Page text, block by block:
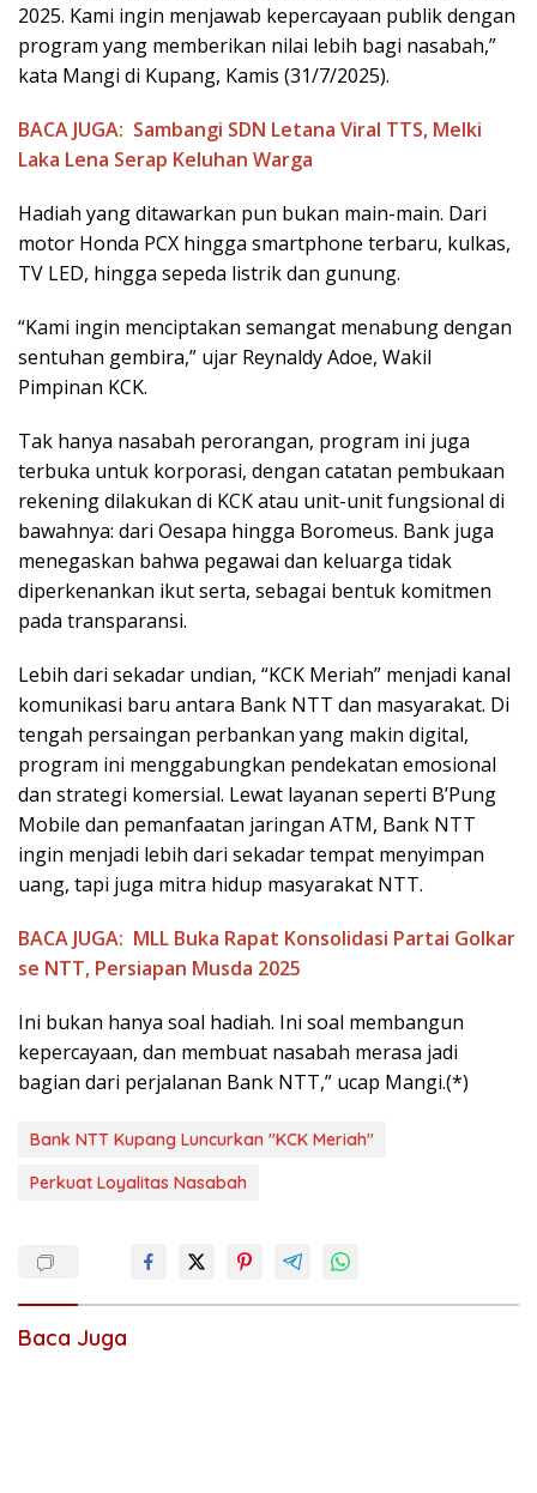
2025. Kami ingin menjawab kepercayaan publik dengan
program yang memberikan nilai lebih bagi nasabah,”
kata Mangi di Kupang, Kamis (31/7/2025).
BACA JUGA: Sambangi SDN Letana Viral TTS, Melki
Laka Lena Serap Keluhan Warga
Hadiah yang ditawarkan pun bukan main-main. Dari
motor Honda PCX hingga smartphone terbaru, kulkas,
TV LED, hingga sepeda listrik dan gunung.
“Kami ingin menciptakan semangat menabung dengan
sentuhan gembira,” ujar Reynaldy Adoe, Wakil
Pimpinan KCK.
Tak hanya nasabah perorangan, program ini juga
terbuka untuk korporasi, dengan catatan pembukaan
rekening dilakukan di KCK atau unit-unit fungsional di
bawahnya: dari Oesapa hingga Boromeus. Bank juga
menegaskan bahwa pegawai dan keluarga tidak
diperkenankan ikut serta, sebagai bentuk komitmen
pada transparansi.
Lebih dari sekadar undian, “KCK Meriah” menjadi kanal
komunikasi baru antara Bank NTT dan masyarakat. Di
tengah persaingan perbankan yang makin digital,
program ini menggabungkan pendekatan emosional
dan strategi komersial. Lewat layanan seperti B’Pung
Mobile dan pemanfaatan jaringan ATM, Bank NTT
ingin menjadi lebih dari sekadar tempat menyimpan
uang, tapi juga mitra hidup masyarakat NTT.
BACA JUGA: MLL Buka Rapat Konsolidasi Partai Golkar
se NTT, Persiapan Musda 2025
Ini bukan hanya soal hadiah. Ini soal membangun
kepercayaan, dan membuat nasabah merasa jadi
bagian dari perjalanan Bank NTT,” ucap Mangi.(*)
Bank NTT Kupang Luncurkan "KCK Meriah"
Perkuat Loyalitas Nasabah
Baca Juga